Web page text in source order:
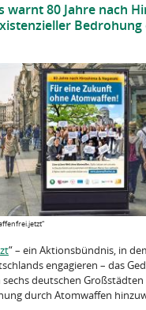
warnt 80 Jahre nach
Bedrohung
“ – ein Aktionsbündnis, in
engagieren – das
deutschen
durch Atomwaffen